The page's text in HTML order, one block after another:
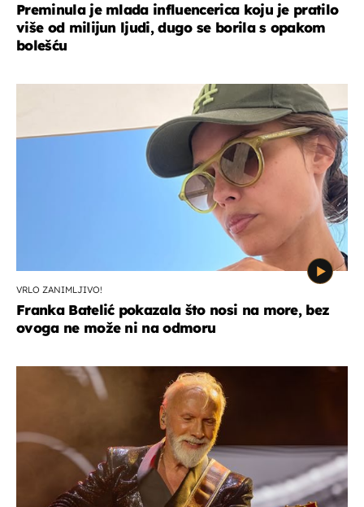
Preminula je mlada influencerica koju je pratilo
više od milijun ljudi, dugo se borila s opakom
bolešću
VRLO ZANIMLJIVO!
Franka Batelić pokazala što nosi na more, bez
ovoga ne može ni na odmoru